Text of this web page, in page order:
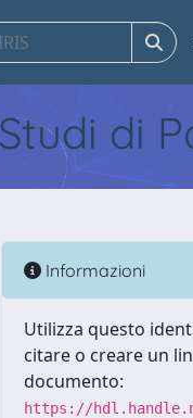
di
Informazioni
Utilizza questo
citare o creare un
documento:
https://